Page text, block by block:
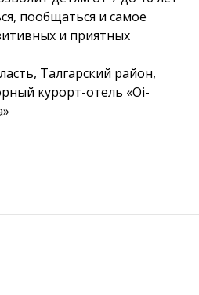
пообщаться и самое
и приятных
Талгарский район,
курорт-отель «Oi-